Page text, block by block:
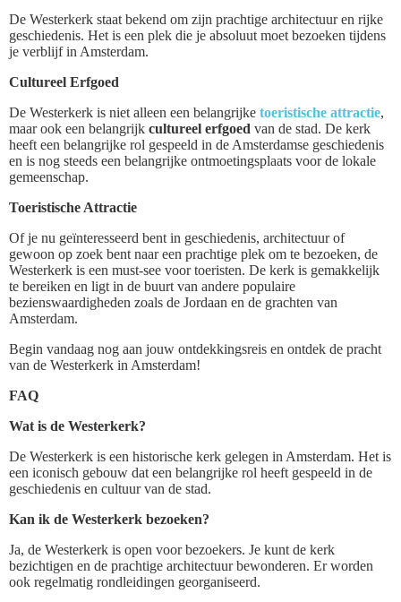
De Westerkerk staat bekend om zijn prachtige architectuur en rijke
geschiedenis. Het is een plek die je absoluut moet bezoeken tijdens
je verblijf in Amsterdam.
Cultureel Erfgoed
De Westerkerk is niet alleen een belangrijke toeristische attractie,
maar ook een belangrijk cultureel erfgoed van de stad. De kerk
heeft een belangrijke rol gespeeld in de Amsterdamse geschiedenis
en is nog steeds een belangrijke ontmoetingsplaats voor de lokale
gemeenschap.
Toeristische Attractie
Of je nu geïnteresseerd bent in geschiedenis, architectuur of
gewoon op zoek bent naar een prachtige plek om te bezoeken, de
Westerkerk is een must-see voor toeristen. De kerk is gemakkelijk
te bereiken en ligt in de buurt van andere populaire
bezienswaardigheden zoals de Jordaan en de grachten van
Amsterdam.
Begin vandaag nog aan jouw ontdekkingsreis en ontdek de pracht
van de Westerkerk in Amsterdam!
FAQ
Wat is de Westerkerk?
De Westerkerk is een historische kerk gelegen in Amsterdam. Het is
een iconisch gebouw dat een belangrijke rol heeft gespeeld in de
geschiedenis en cultuur van de stad.
Kan ik de Westerkerk bezoeken?
Ja, de Westerkerk is open voor bezoekers. Je kunt de kerk
bezichtigen en de prachtige architectuur bewonderen. Er worden
ook regelmatig rondleidingen georganiseerd.